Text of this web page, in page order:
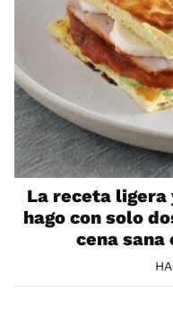
La receta ligera
hago con solo
cena sana